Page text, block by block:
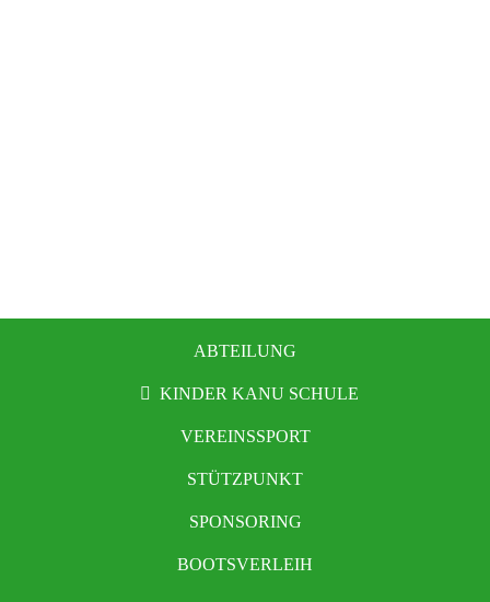
ABTEILUNG
KINDER KANU SCHULE
VEREINSSPORT
STÜTZPUNKT
SPONSORING
BOOTSVERLEIH